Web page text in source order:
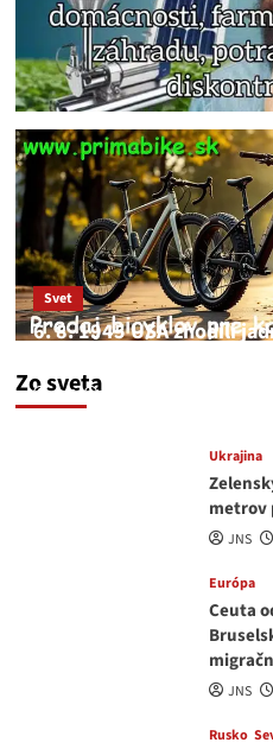
Zo sveta
Svet
6. 8. 1945 USA zhodili
JNS
Ukrajina
metrov
JNS
Európa
Ceuta
JNS
Rusko